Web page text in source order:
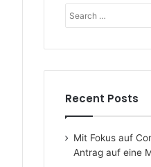
Recent Posts
Mit Fokus auf
Antrag auf eine